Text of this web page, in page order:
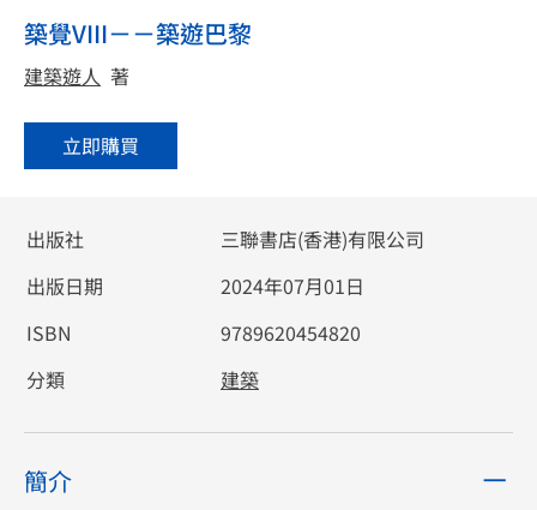
築覺VIII－－築遊巴黎
建築遊人 著
立即購買
出版社
三聯書店(香港)有限公司
出版日期
2024年07月01日
ISBN
9789620454820
分類
建築
簡介